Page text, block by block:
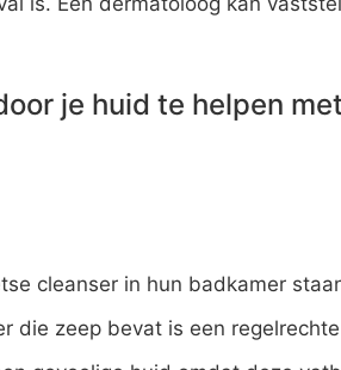
je huid te helpen
cleanser in hun badkamer
die zeep bevat is een